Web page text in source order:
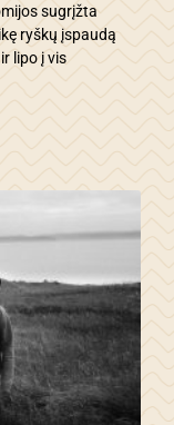
sugrįžta
ryškų įspaudą
lipo į vis